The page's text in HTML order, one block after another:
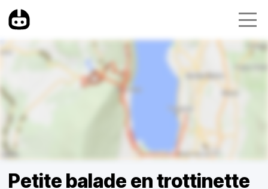
Petite balade en trottinette